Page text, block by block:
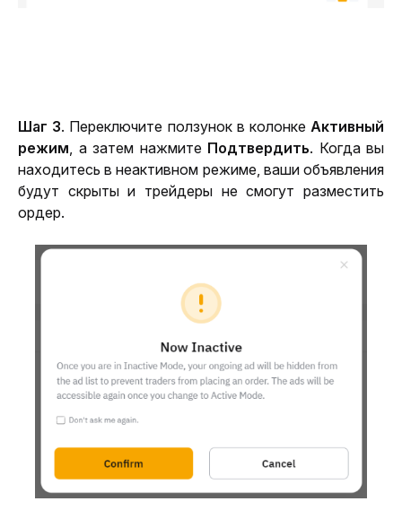
Шаг 3. Переключите ползунок в колонке Активный
режим , а затем нажмите Подтвердить. Когда вы
находитесь в неактивном режиме, ваши объявления
будут скрыты и трейдеры не смогут разместить
ордер.